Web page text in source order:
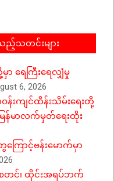
သတင်းများ
ရေကြီးရေလျှံမှု
6, 2026
းကျင်ထိန်းသိမ်းရေးတို့
ြန်မာလက်မှတ်ရေးထိုး
ကြောင့်ဗန်းမောက်မှာ
စတင်၊ ထိုင်းအရပ်ဘက်